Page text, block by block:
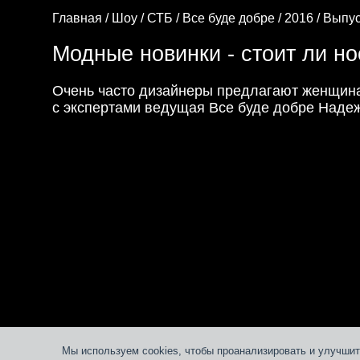
Мы используем cookies, чтобы проанализировать и
Главная / Шоу /СТБ / Все буде добре / 2016 /
Модные новинки - стоит ли
Очень часто дизайнеры предлагают
с экспертами ведущая Все буде добре